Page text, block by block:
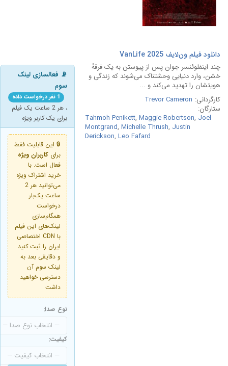
دانلود فیلم ون‌لایف VanLife 2025
چند اینفلوئنسر جوان پس از پیوستن به یک فرقهٔ
خشن، وارد دنیایی وحشتناک می‌شوند که زندگی و
هویتشان را تهدید می‌کند و ...
کارگردانی: Trevor Cameron
ستارگان:
Tahmoh Penikett ,Maggie Robertson ,Joel
Montgrand ,Michelle Thrush ,Justin
Derickson ,Leo Fafard
📡 فعالسازی لینک
سوم
1 نفر درخواست داده
، هر 2 ساعت یک فیلم
برای یک کاربر ویژه
🔒 این قابلیت فقط
برای کاربران ویژه
فعال است. با
خرید اشتراک ویژه
می‌توانید هر 2
ساعت یک‌بار
درخواست
همگام‌سازی
لینک‌های این فیلم
با CDN اختصاصی
ایران را ثبت کنید
و دقایقی بعد به
لینک سوم آن
دسترسی خواهید
داشت
نوع صدا:
کیفیت: